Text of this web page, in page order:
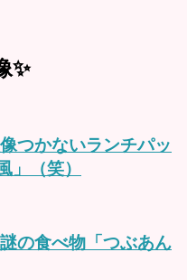
✨
つかないランチパッ
」（笑）
の食べ物「つぶあん